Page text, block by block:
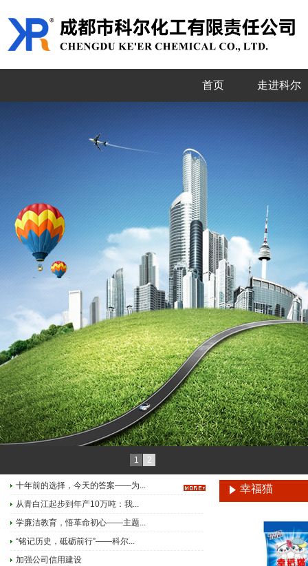
首页 走进科尔
1 2
十年前的选择，今天的答案——为...
从青白江起步到年产10万吨：我...
学廉洁教育，悟革命初心——主题...
“铭记历史，砥砺前行”——科尔...
加强公司信用建设
幸福猫